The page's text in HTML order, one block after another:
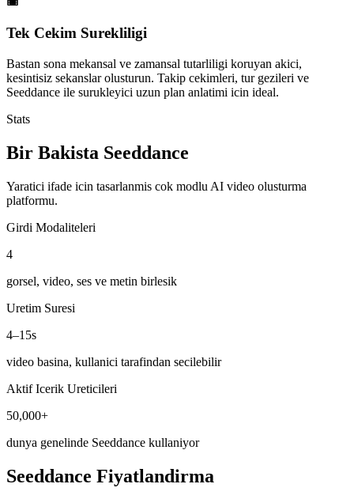
Tek Cekim Surekliligi
Bastan sona mekansal ve zamansal tutarliligi koruyan akici,
kesintisiz sekanslar olusturun. Takip cekimleri, tur gezileri ve
Seeddance ile surukleyici uzun plan anlatimi icin ideal.
Stats
Bir Bakista Seeddance
Yaratici ifade icin tasarlanmis cok modlu AI video olusturma
platformu.
Girdi Modaliteleri
4
gorsel, video, ses ve metin birlesik
Uretim Suresi
4–15s
video basina, kullanici tarafindan secilebilir
Aktif Icerik Ureticileri
50,000+
dunya genelinde Seeddance kullaniyor
Seeddance Fiyatlandirma